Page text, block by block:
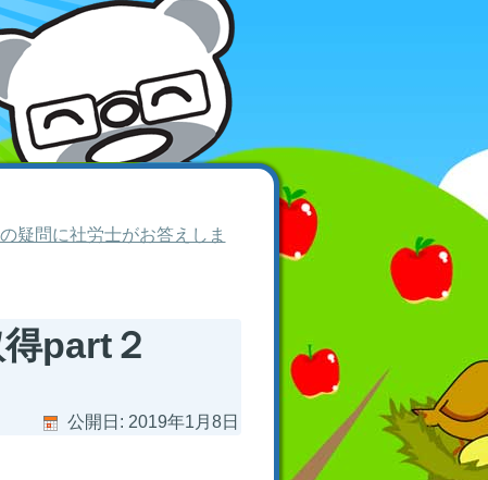
疑問に社労士がお答えしま
part２
公開日: 2019年1月8日